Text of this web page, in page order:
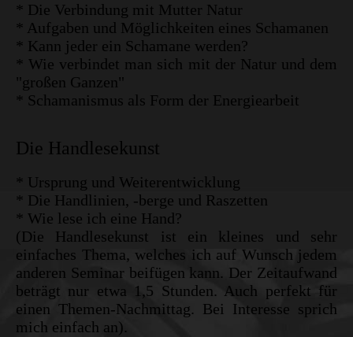
* Die Verbindung mit Mutter Natur
* Aufgaben und Möglichkeiten eines Schamanen
* Kann jeder ein Schamane werden?
* Wie verbindet man sich mit der Natur und dem
"großen Ganzen"
* Schamanismus als Form der Energiearbeit
Die Handlesekunst
* Ursprung und Weiterentwicklung
* Die Handlinien, -berge und Raszetten
* Wie lese ich eine Hand?
(Die Handlesekunst ist ein kleines und sehr
einfaches Thema, welches ich auf Wunsch jedem
anderen Seminar beifügen kann. Der Zeitaufwand
beträgt nur etwa 1,5 Stunden. Auch perfekt für
einen Themen-Nachmittag. Bei Interesse sprich
mich einfach an).